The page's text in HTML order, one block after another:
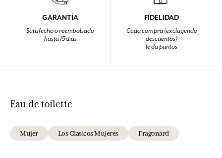
GARANTÍA
Satisfecho o reembolsado
hasta 15 días
FIDELIDAD
Cada compra (excluyendo
descuentos)
le da puntos
Eau de toilette
Mujer Los Clasicos Mujeres Fragonard